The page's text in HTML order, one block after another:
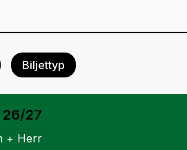
Biljettyp
26/27
+ Herr